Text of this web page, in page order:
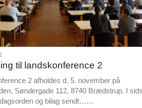
til landskonference 2
2 afholdes d. 5. november på
Søndergade 112, 8740 Brædstrup. I
og bilag sendt……